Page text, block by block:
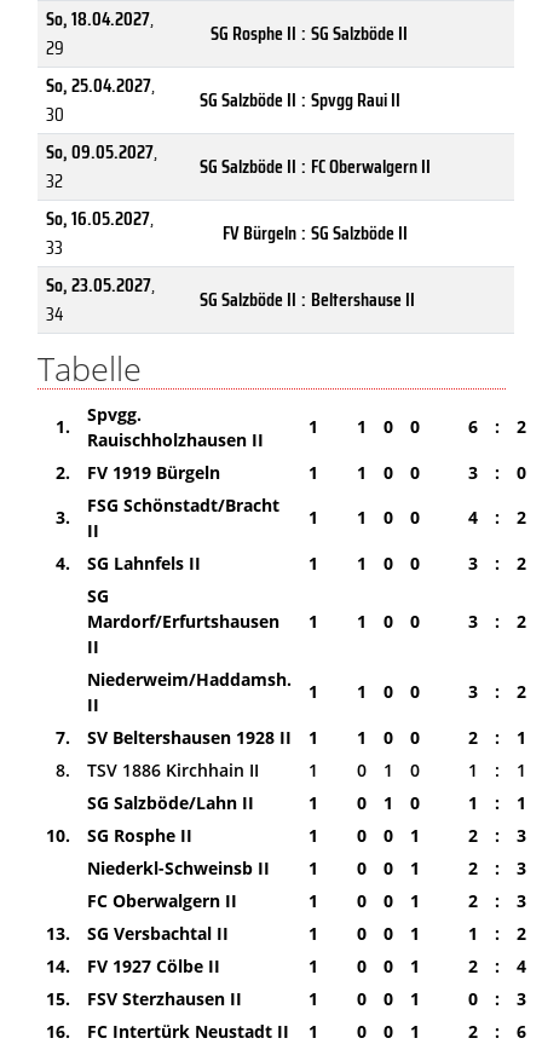
So, 18.04.2027,
29
SG Rosphe II : SG Salzböde II
So, 25.04.2027,
30
SG Salzböde II : Spvgg Raui II
So, 09.05.2027,
32
SG Salzböde II : FC Oberwalgern II
So, 16.05.2027,
33
FV Bürgeln: SG Salzböde II
So, 23.05.2027,
34
SG Salzböde II : Beltershause II
Tabelle
1.
Spvgg.
Rauischholzhausen II
1 1 0 0 6 :
2
2.
FV 1919 Bürgeln 1 1 0 0 3 :
0
3.
FSG Schönstadt/Bracht
II
1 1 0 0 4 :
2
4.
SG Lahnfels II 1 1 0 0 3 :
2
SG
Mardorf/Erfurtshausen
II
1 1 0 0 3 : 2
Niederweim/Haddamsh.
II
1 1 0 0 3 :
2
7.
SV Beltershausen 1928 II 1 1 0 0 2 :
1
8.
TSV 1886 Kirchhain II 1 0 1 0 1 :
1
SG Salzböde/Lahn II
1 0 1 0 1 :
1
10.
SG Rosphe II 1 0 0 1 2 :
3
Niederkl-Schweinsb II
1 0 0 1 2 :
3
FC Oberwalgern II
1 0 0 1 2 :
3
13.
SG Versbachtal II 1 0 0 1 1 :
2
14.
FV 1927 Cölbe II 1 0 0 1 2 :
4
15.
FSV Sterzhausen II 1 0 0 1 0 :
3
16.
FC Intertürk Neustadt II 1 0 0 1 2 : 6